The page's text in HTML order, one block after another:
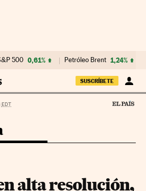
500 0,61% Petróleo Brent 1,24%
SUSCRÍBETE
EDT
alta resolución,